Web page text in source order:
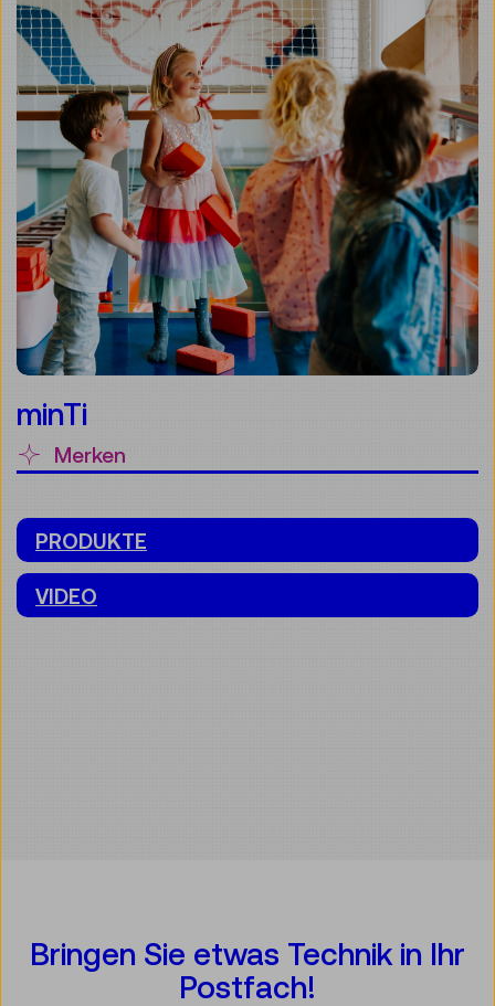
minTi
Merken
PRODUKTE
VIDEO
Bringen Sie etwas Technik in Ihr
Postfach!